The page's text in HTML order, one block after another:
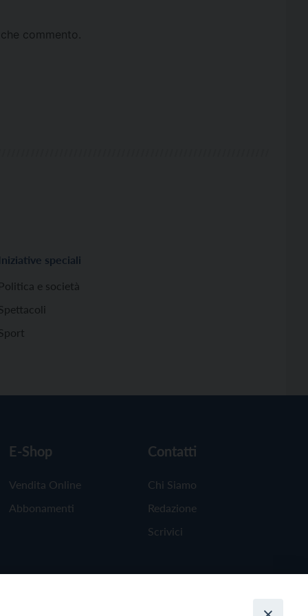
commento.
Iniziative speciali
Politica e società
E-Shop
Vendita Online
Abbonamenti
Contatti
Chi Siamo
Redazione
Scrivici